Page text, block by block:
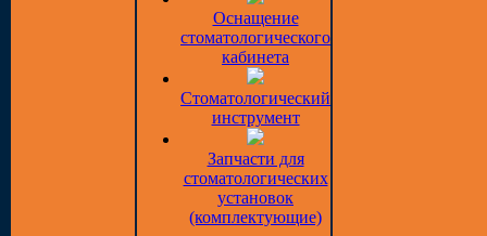
Оснащение
стоматологического
кабинета
Стоматологический
инструмент
Запчасти для
стоматологических
установок
(комплектующие)